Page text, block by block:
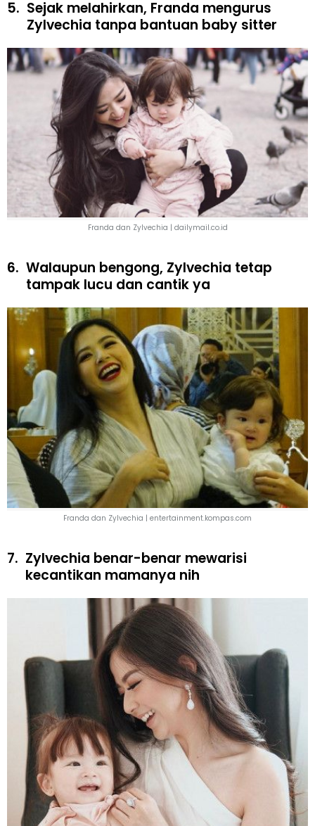
5. Sejak melahirkan, Franda mengurus
Zylvechia tanpa bantuan baby sitter
Franda dan Zylvechia | dailymail.co.id
6. Walaupun bengong, Zylvechia tetap
tampak lucu dan cantik ya
Franda dan Zylvechia | entertainment.kompas.com
7. Zylvechia benar-benar mewarisi
kecantikan mamanya nih